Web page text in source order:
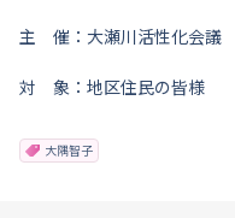
主 催：大瀬川活性化会議
対 象：地区住民の皆様
大隅智子